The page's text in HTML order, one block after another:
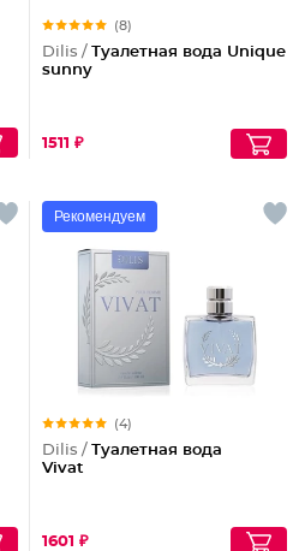
(8)
Dilis / Туалетная вода Unique
sunny
1511 ₽
Рекомендуем
(4)
Dilis / Туалетная вода
Vivat
1601 ₽